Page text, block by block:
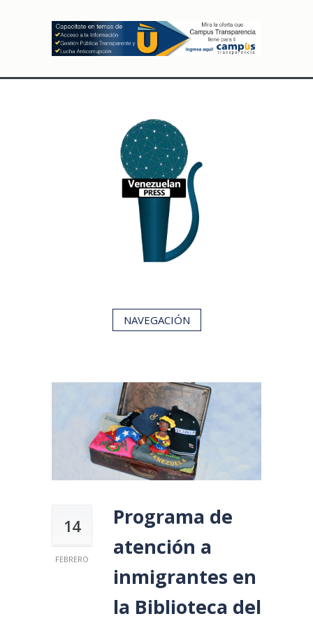
NAVEGACIÓN
14
FEBRERO
Programa de
atención a
inmigrantes en
la Biblioteca del